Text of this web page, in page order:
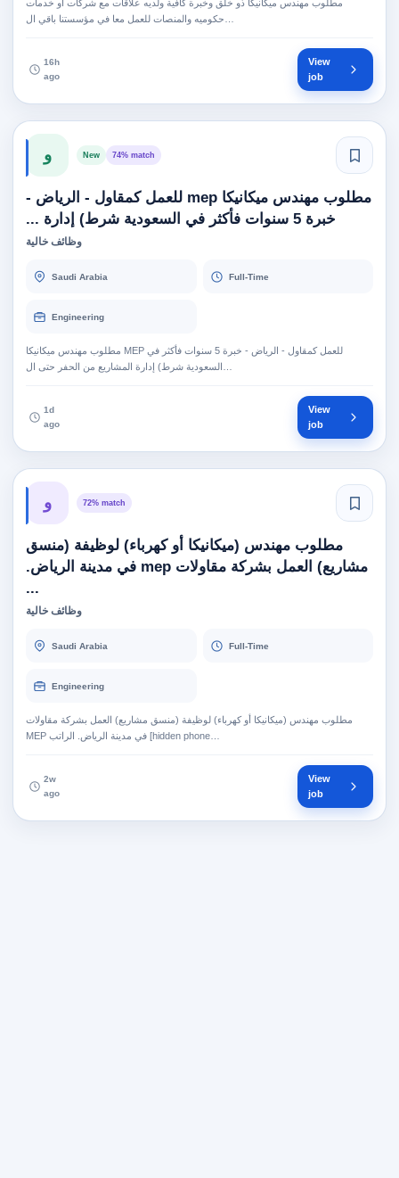
مطلوب مهندس ميكانيكا ذو خلق وخبرة كافية ولديه علاقات مع شركات أو خدمات
16h
ago
View
job
و New 74% match
مطلوب مهندس ميكانيكا mep للعمل كمقاول - الرياض -
خبرة 5 سنوات فأكثر في السعودية شرط) إدارة ...
وظائف خالية
Saudi Arabia Full-Time
Engineering
مطلوب مهندس ميكانيكا MEP للعمل كمقاول - الرياض - خبرة 5 سنوات فأكثر في
1d
ago
View
job
و 72% match
مطلوب مهندس (ميكانيكا أو كهرباء) لوظيفة (منسق
مشاريع) العمل بشركة مقاولات mep في مدينة الرياض.
...
وظائف خالية
Saudi Arabia Full-Time
Engineering
مطلوب مهندس (ميكانيكا أو كهرباء) لوظيفة (منسق مشاريع) العمل بشركة مقاولات
MEP في مدينة الرياض. الراتب [hidden phone…
2w
ago
View
job